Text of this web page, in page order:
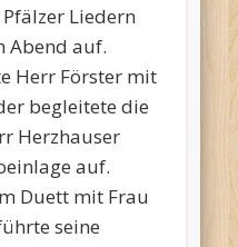
Liedern
Abend auf.
Herr Förster mit
begleitete die
Herzhauser
auf.
Duett mit Frau
seine